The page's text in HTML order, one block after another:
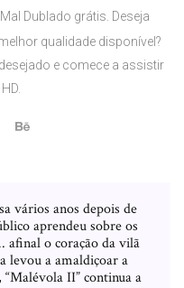
Dublado grátis. Deseja
qualidade disponível?
e comece a assistir
vários anos depois de
aprendeu sobre os
afinal o coração da vilã
levou a amaldiçoar a
II” continua a